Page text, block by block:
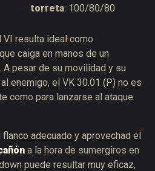
torreta: 100/80/80
resulta ideal como
caiga en manos de un
. A pesar de su movilidad y su
enemigo, el VK 30.01 (P) no es
como para lanzarse al ataque
adecuado y aprovechad el
a la hora de sumergiros en
puede resultar muy eficaz,